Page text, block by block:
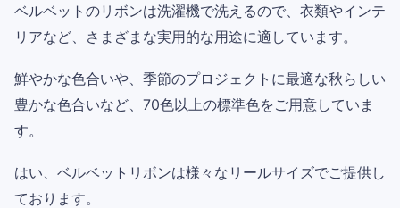
ベルベットのリボンは洗濯機で洗えるので、衣類やインテ
リアなど、さまざまな実用的な用途に適しています。
鮮やかな色合いや、季節のプロジェクトに最適な秋らしい
豊かな色合いなど、70色以上の標準色をご用意していま
す。
はい、ベルベットリボンは様々なリールサイズでご提供し
ております。